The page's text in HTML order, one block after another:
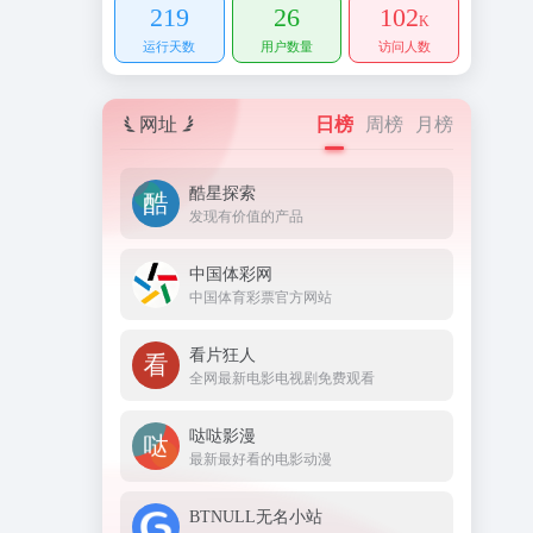
219
运行天数
26
用户数量
102K
访问人数
网址 日榜 周榜 月榜
酷星探索
发现有价值的产品
中国体彩网
中国体育彩票官方网站
看片狂人
全网最新电影电视剧免费观看
哒哒影漫
最新最好看的电影动漫
BTNULL无名小站